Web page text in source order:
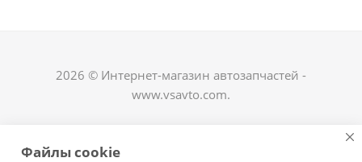
2026 © Интернет-магазин автозапчастей -
www.vsavto.com.
Файлы cookie